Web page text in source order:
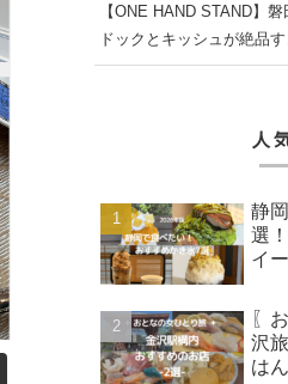
【ONE HAND STAND】
ドックとキッシュが絶品
人
静
選
イ
〖
沢
は